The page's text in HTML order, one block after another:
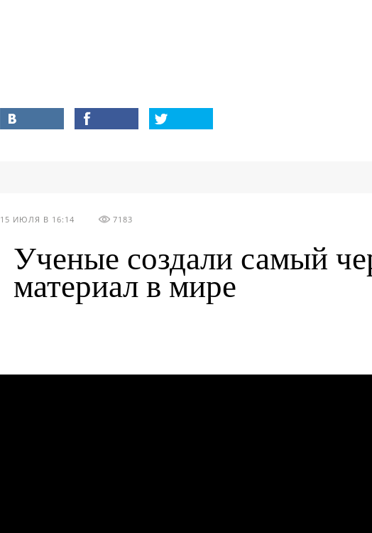
15 ИЮЛЯ В 16:14 7183
Ученые cоздали самый
материал в мире